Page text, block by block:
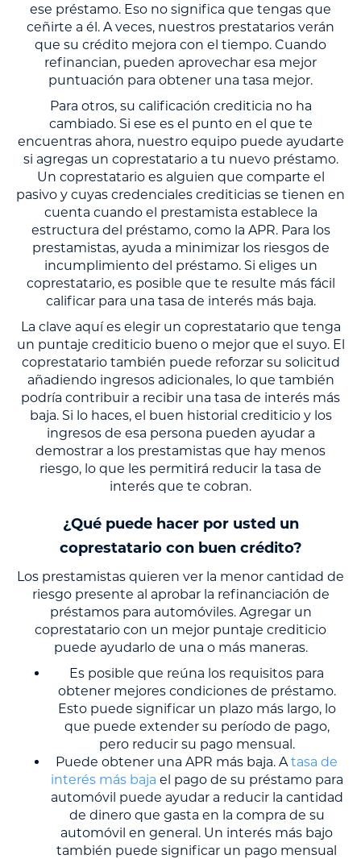
ese préstamo. Eso no significa que tengas que
ceñirte a él. A veces, nuestros prestatarios verán
que su crédito mejora con el tiempo. Cuando
refinancian, pueden aprovechar esa mejor
puntuación para obtener una tasa mejor.
Para otros, su calificación crediticia no ha
cambiado. Si ese es el punto en el que te
encuentras ahora, nuestro equipo puede ayudarte
si agregas un coprestatario a tu nuevo préstamo.
Un coprestatario es alguien que comparte el
pasivo y cuyas credenciales crediticias se tienen en
cuenta cuando el prestamista establece la
estructura del préstamo, como la APR. Para los
prestamistas, ayuda a minimizar los riesgos de
incumplimiento del préstamo. Si eliges un
coprestatario, es posible que te resulte más fácil
calificar para una tasa de interés más baja.
La clave aquí es elegir un coprestatario que tenga
un puntaje crediticio bueno o mejor que el suyo. El
coprestatario también puede reforzar su solicitud
añadiendo ingresos adicionales, lo que también
podría contribuir a recibir una tasa de interés más
baja. Si lo haces, el buen historial crediticio y los
ingresos de esa persona pueden ayudar a
demostrar a los prestamistas que hay menos
riesgo, lo que les permitirá reducir la tasa de
interés que te cobran.
¿Qué puede hacer por usted un
coprestatario con buen crédito?
Los prestamistas quieren ver la menor cantidad de
riesgo presente al aprobar la refinanciación de
préstamos para automóviles. Agregar un
coprestatario con un mejor puntaje crediticio
puede ayudarlo de una o más maneras.
Es posible que reúna los requisitos para
obtener mejores condiciones de préstamo.
Esto puede significar un plazo más largo, lo
que puede extender su período de pago,
pero reducir su pago mensual.
Puede obtener una APR más baja. A tasa de
interés más baja el pago de su préstamo para
automóvil puede ayudar a reducir la cantidad
de dinero que gasta en la compra de su
automóvil en general. Un interés más bajo
también puede significar un pago mensual